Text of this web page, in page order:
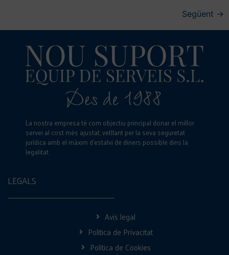
Següent →
La nostra empresa té com objectiu principal donar el millor
servei al cost més ajustat, vetllant per la seva seguretat
jurídica amb el màxim d’estalvi de diners possible dins la
legalitat.
LEGALS
Avís legal
Politica de Privacitat
Politica de Cookies